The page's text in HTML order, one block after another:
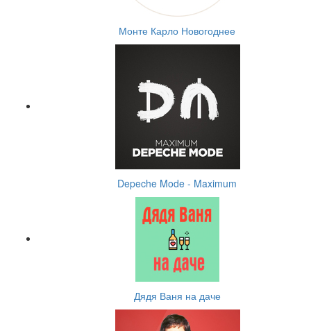
Монте Карло Новогоднее
Depeche Mode - Maximum
Дядя Ваня на даче